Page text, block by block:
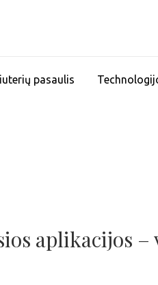
pasaulis
aplikacijos –